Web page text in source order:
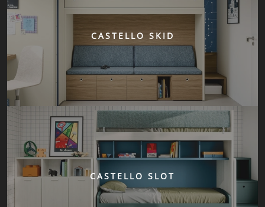
CASTELLO SKID
CASTELLO SLOT